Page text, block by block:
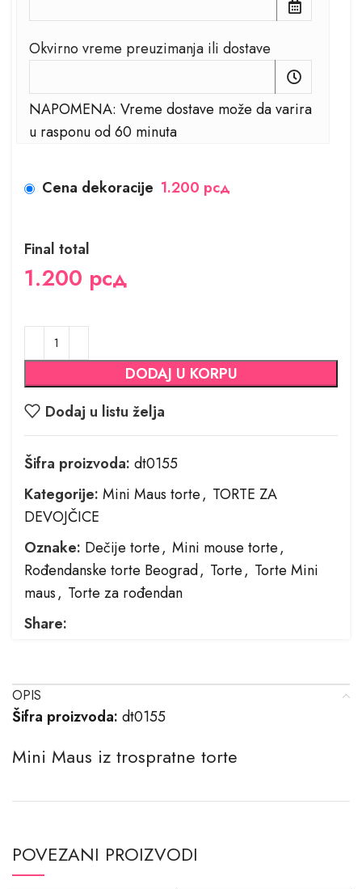
Okvirno vreme preuzimanja ili dostave
NAPOMENA: Vreme dostave može da varira
u rasponu od 60 minuta
Cena dekoracije 1.200 рсд
Final total
1.200 рсд
DODAJ U KORPU
Dodaj u listu želja
Šifra proizvoda: dt0155
Kategorije: Mini Maus torte, TORTE ZA
DEVOJČICE
Oznake: Dečije torte, Mini mouse torte,
Rođendanske torte Beograd, Torte, Torte Mini
maus, Torte za rođendan
Share:
OPIS
Šifra proizvoda: dt0155
Mini Maus iz trospratne torte
POVEZANI PROIZVODI